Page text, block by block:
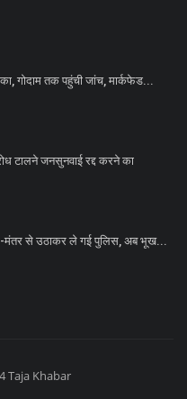
गोदाम तक पहुंची जांच, मार्कफेड...
टालने जनसुनवाई रद्द करने का
मंतर से उठाकर ले गई पुलिस, अब भूख...
Taja Khabar